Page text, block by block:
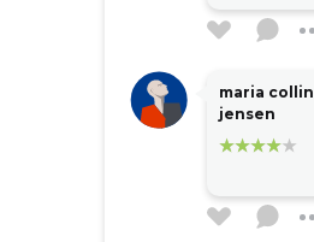
maria collin
jensen